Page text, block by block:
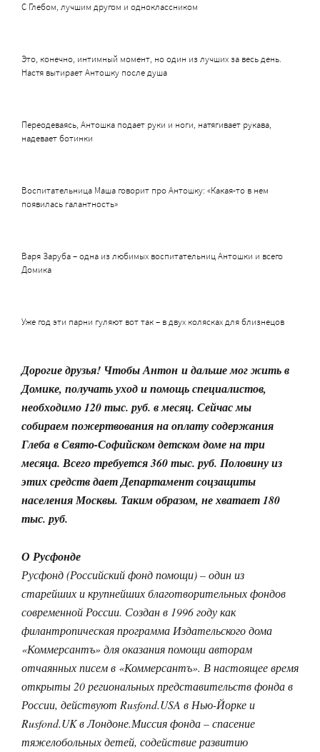
С Глебом, лучшим другом и одноклассником
Это, конечно, интимный момент, но один из лучших за весь день.
Настя вытирает Антошку после душа
Переодеваясь, Антошка подает руки и ноги, натягивает рукава,
надевает ботинки
Воспитательница Маша говорит про Антошку: «Какая-то в нем
появилась галантность»
Варя Заруба – одна из любимых воспитательниц Антошки и всего
Домика
Уже год эти парни гуляют вот так – в двух колясках для близнецов
Дорогие друзья! Чтобы Антон и дальше мог жить в
Домике, получать уход и помощь специалистов,
необходимо 120 тыс. руб. в месяц. Сейчас мы
собираем пожертвования на оплату содержания
Глеба в Свято-Софийском детском доме на три
месяца. Всего требуется 360 тыс. руб. Половину из
этих средств дает Департамент соцзащиты
населения Москвы. Таким образом, не хватает 180
тыс. руб.
О Русфонде
Русфонд (Российский фонд помощи) – один из
старейших и крупнейших благотворительных фондов
современной России. Создан в 1996 году как
филантропическая программа Издательского дома
«Коммерсантъ» для оказания помощи авторам
отчаянных писем в «Коммерсантъ». В настоящее время
открыты 20 региональных представительств фонда в
России, действуют Rusfond.USA в Нью-Йорке и
Rusfond.UK в Лондоне.Миссия фонда – спасение
тяжелобольных детей, содействие развитию